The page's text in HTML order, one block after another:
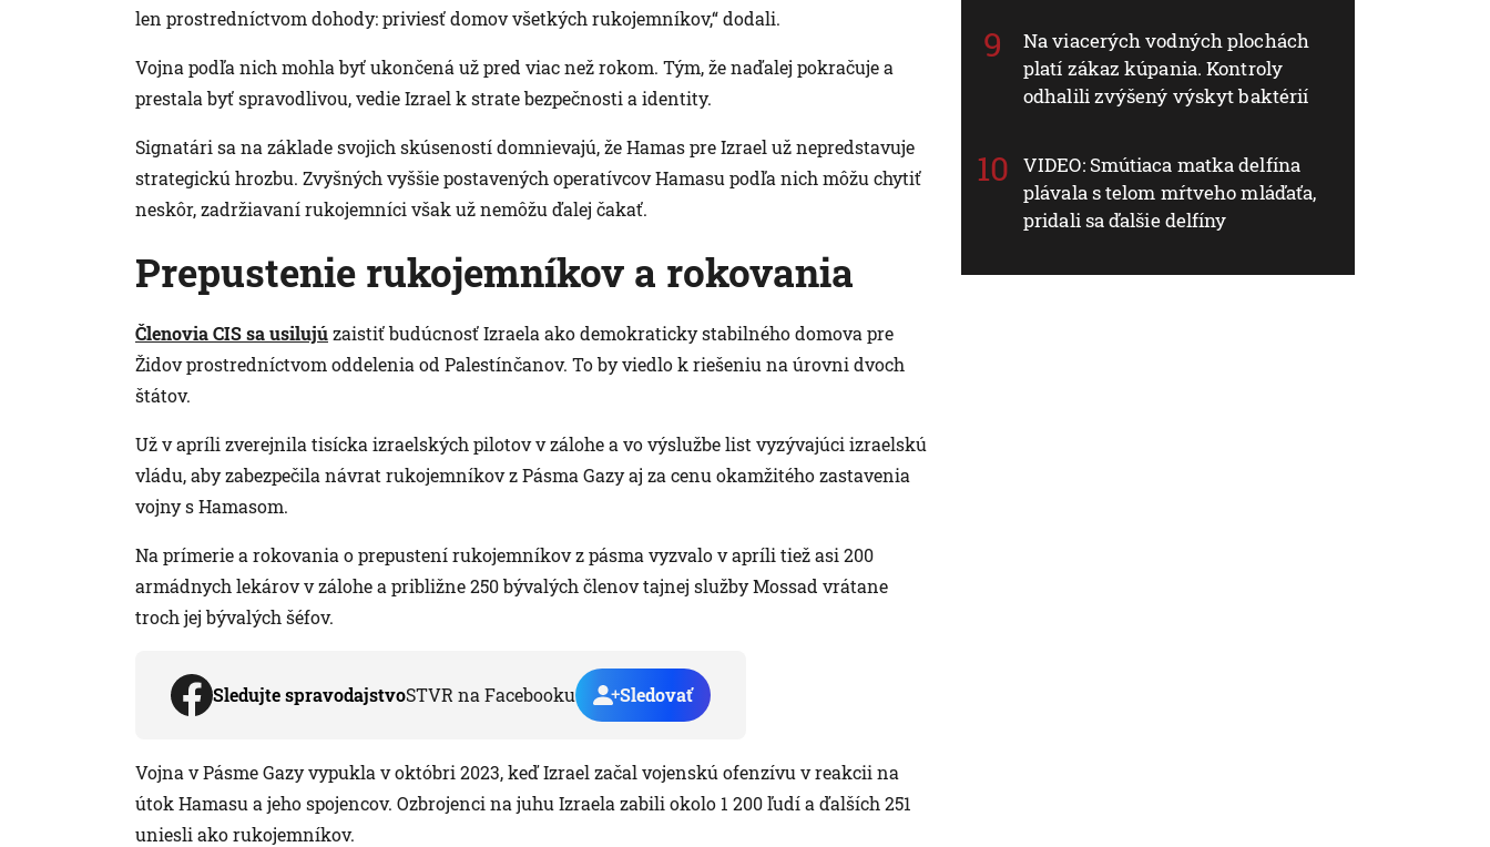
len prostredníctvom dohody: priviesť domov všetkých rukojemníkov,“ dodali.
Vojna podľa nich mohla byť ukončená už pred viac než rokom. Tým, že naďalej pokračuje a
prestala byť spravodlivou, vedie Izrael k strate bezpečnosti a identity.
Signatári sa na základe svojich skúseností domnievajú, že Hamas pre Izrael už nepredstavuje
strategickú hrozbu. Zvyšných vyššie postavených operatívcov Hamasu podľa nich môžu chytiť
neskôr, zadržiavaní rukojemníci však už nemôžu ďalej čakať.
Prepustenie rukojemníkov a rokovania
Členovia CIS sa usilujúzaistiť budúcnosť Izraela ako demokraticky stabilného domova pre
Židov prostredníctvom oddelenia od Palestínčanov. To by viedlo k riešeniu na úrovni dvoch
štátov.
Už v apríli zverejnila tisícka izraelských pilotov v zálohe a vo výslužbe list vyzývajúci izraelskú
vládu, aby zabezpečila návrat rukojemníkov z Pásma Gazy aj za cenu okamžitého zastavenia
vojny s Hamasom.
Na prímerie a rokovania o prepustení rukojemníkov z pásma vyzvalo v apríli tiež asi 200
armádnych lekárov v zálohe a približne 250 bývalých členov tajnej služby Mossad vrátane
troch jej bývalých šéfov.
Sledujte spravodajstvoSTVR na Facebooku Sledovať
Vojna v Pásme Gazy vypukla v októbri 2023, keď Izrael začal vojenskú ofenzívu v reakcii na
útok Hamasu a jeho spojencov. Ozbrojenci na juhu Izraela zabili okolo 1 200 ľudí a ďalších 251
uniesli ako rukojemníkov.
Na viacerých vodných plochách
platí zákaz kúpania. Kontroly
odhalili zvýšený výskyt baktérií
VIDEO: Smútiaca matka delfína
plávala s telom mŕtveho mláďaťa,
pridali sa ďalšie delfíny